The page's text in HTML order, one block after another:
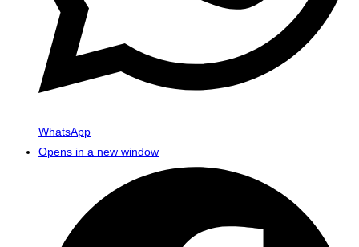
WhatsApp
Opens in a new window